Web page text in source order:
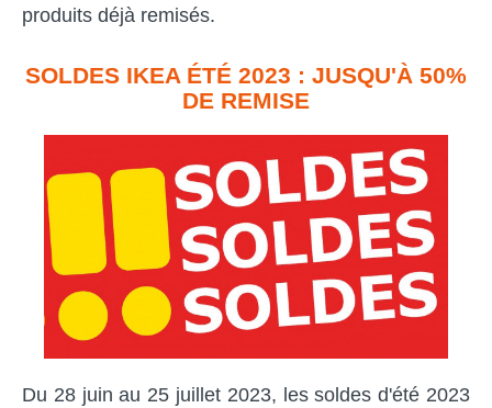
produits déjà remisés.
SOLDES IKEA ÉTÉ 2023 : JUSQU'À 50%
DE REMISE
Du 28 juin au 25 juillet 2023, les soldes d'été 2023